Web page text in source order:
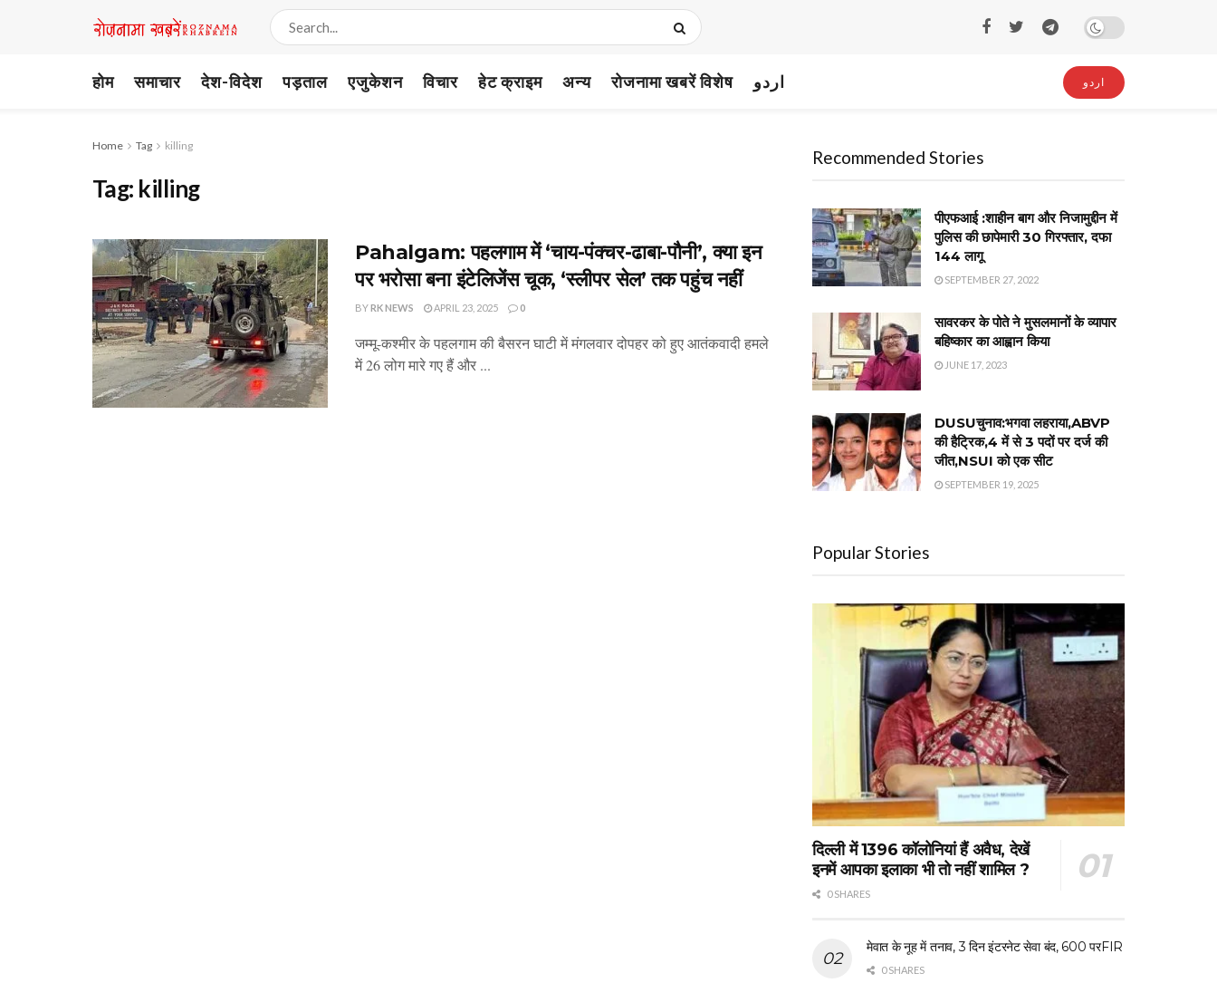
होम समाचार देश-विदेश पड़ताल एजुकेशन विचार हेट क्राइम अन्य रोजनामा खबरें विशेष اردو اردو
Home Tag killing
Tag: killing
Pahalgam: पहलगाम में ‘चाय-पंक्चर-ढाबा-पौनी’, क्या इन
पर भरोसा बना इंटेलिजेंस चूक, ‘स्लीपर सेल’ तक पहुंच नहीं
BYRK NEWS APRIL 23, 2025 0
जम्मू-कश्मीर के पहलगाम की बैसरन घाटी में मंगलवार दोपहर को हुए आतंकवादी हमले
में 26 लोग मारे गए हैं और ...
Recommended Stories
पीएफआई :शाहीन बाग और निजामुद्दीन में
पुलिस की छापेमारी 30 गिरफ्तार, दफा
144 लागू
SEPTEMBER 27, 2022
सावरकर के पोते ने मुसलमानों के व्यापार
बहिष्कार का आह्वान किया
JUNE 17, 2023
DUSUचुनाव:भगवा लहराया,ABVP
की हैट्रिक,4 में से 3 पदों पर दर्ज की
जीत,NSUI को एक सीट
SEPTEMBER 19, 2025
Popular Stories
दिल्ली में 1396 कॉलोनियां हैं अवैध, देखें
इनमें आपका इलाका भी तो नहीं शामिल ?
0 SHARES
मेवात के नूह में तनाव, 3 दिन इंटरनेट सेवा बंद, 600 परFIR
0 SHARES